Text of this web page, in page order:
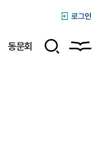
로그인
동문회